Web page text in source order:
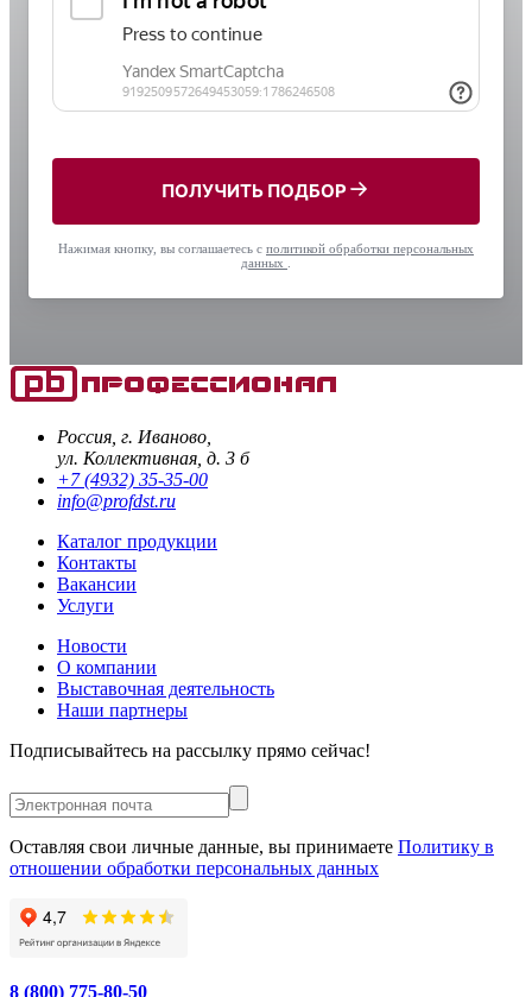
ПОЛУЧИТЬ ПОДБОР
Нажимая кнопку, вы соглашаетесь с политикой обработки персональных
данных
Россия, г. Иваново,
ул. Коллективная, д. 3 б
+7 (4932) 35-35-00
info@profdst.ru
Каталог продукции
Контакты
Вакансии
Услуги
Новости
О компании
Выставочная деятельность
Наши партнеры
Подписывайтесь на рассылку прямо сейчас!
Оставляя свои личные данные, вы принимаете Политику в
отношении обработки персональных данных
8 (800) 775-80-50